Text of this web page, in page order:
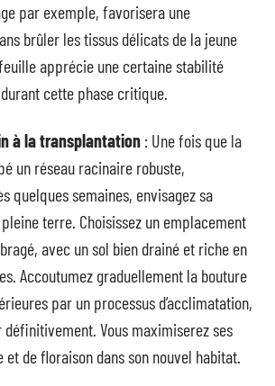
par exemple, favorisera une
brûler les tissus délicats de la jeune
apprécie une certaine stabilité
cette phase critique.
à la transplantation : Une fois que la
un réseau racinaire robuste,
quelques semaines, envisagez sa
terre. Choisissez un emplacement
avec un sol bien drainé et riche en
Accoutumez graduellement la bouture
par un processus d’acclimatation,
Vous maximiserez ses
et de floraison dans son nouvel habitat.